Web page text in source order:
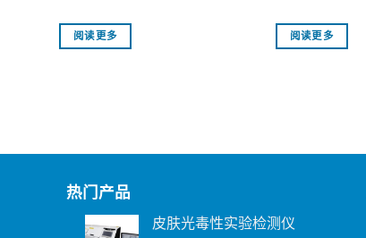
阅读更多 阅读更多
热门产品
皮肤光毒性实验检测仪